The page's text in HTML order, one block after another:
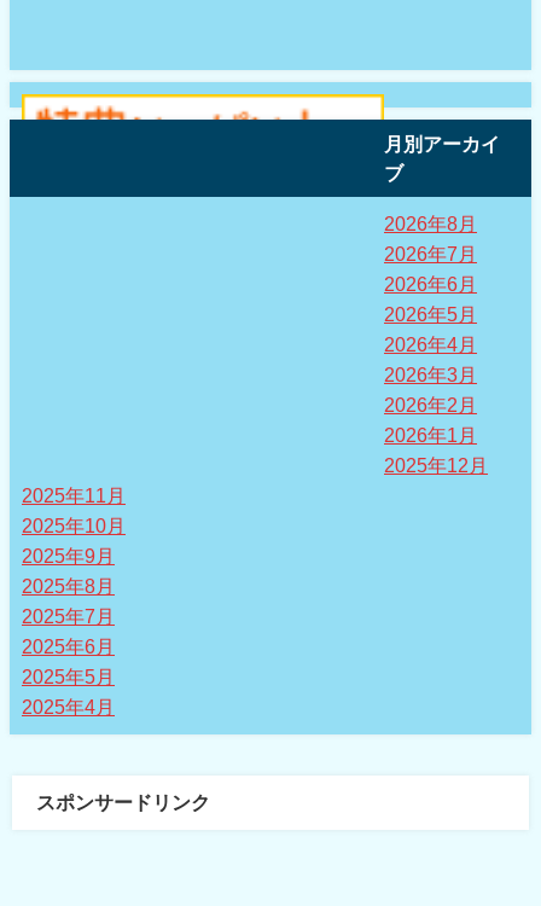
月別アーカイ
ブ
2026年8月
2026年7月
2026年6月
2026年5月
2026年4月
2026年3月
2026年2月
2026年1月
2025年12月
2025年11月
2025年10月
2025年9月
2025年8月
2025年7月
2025年6月
2025年5月
2025年4月
スポンサードリンク